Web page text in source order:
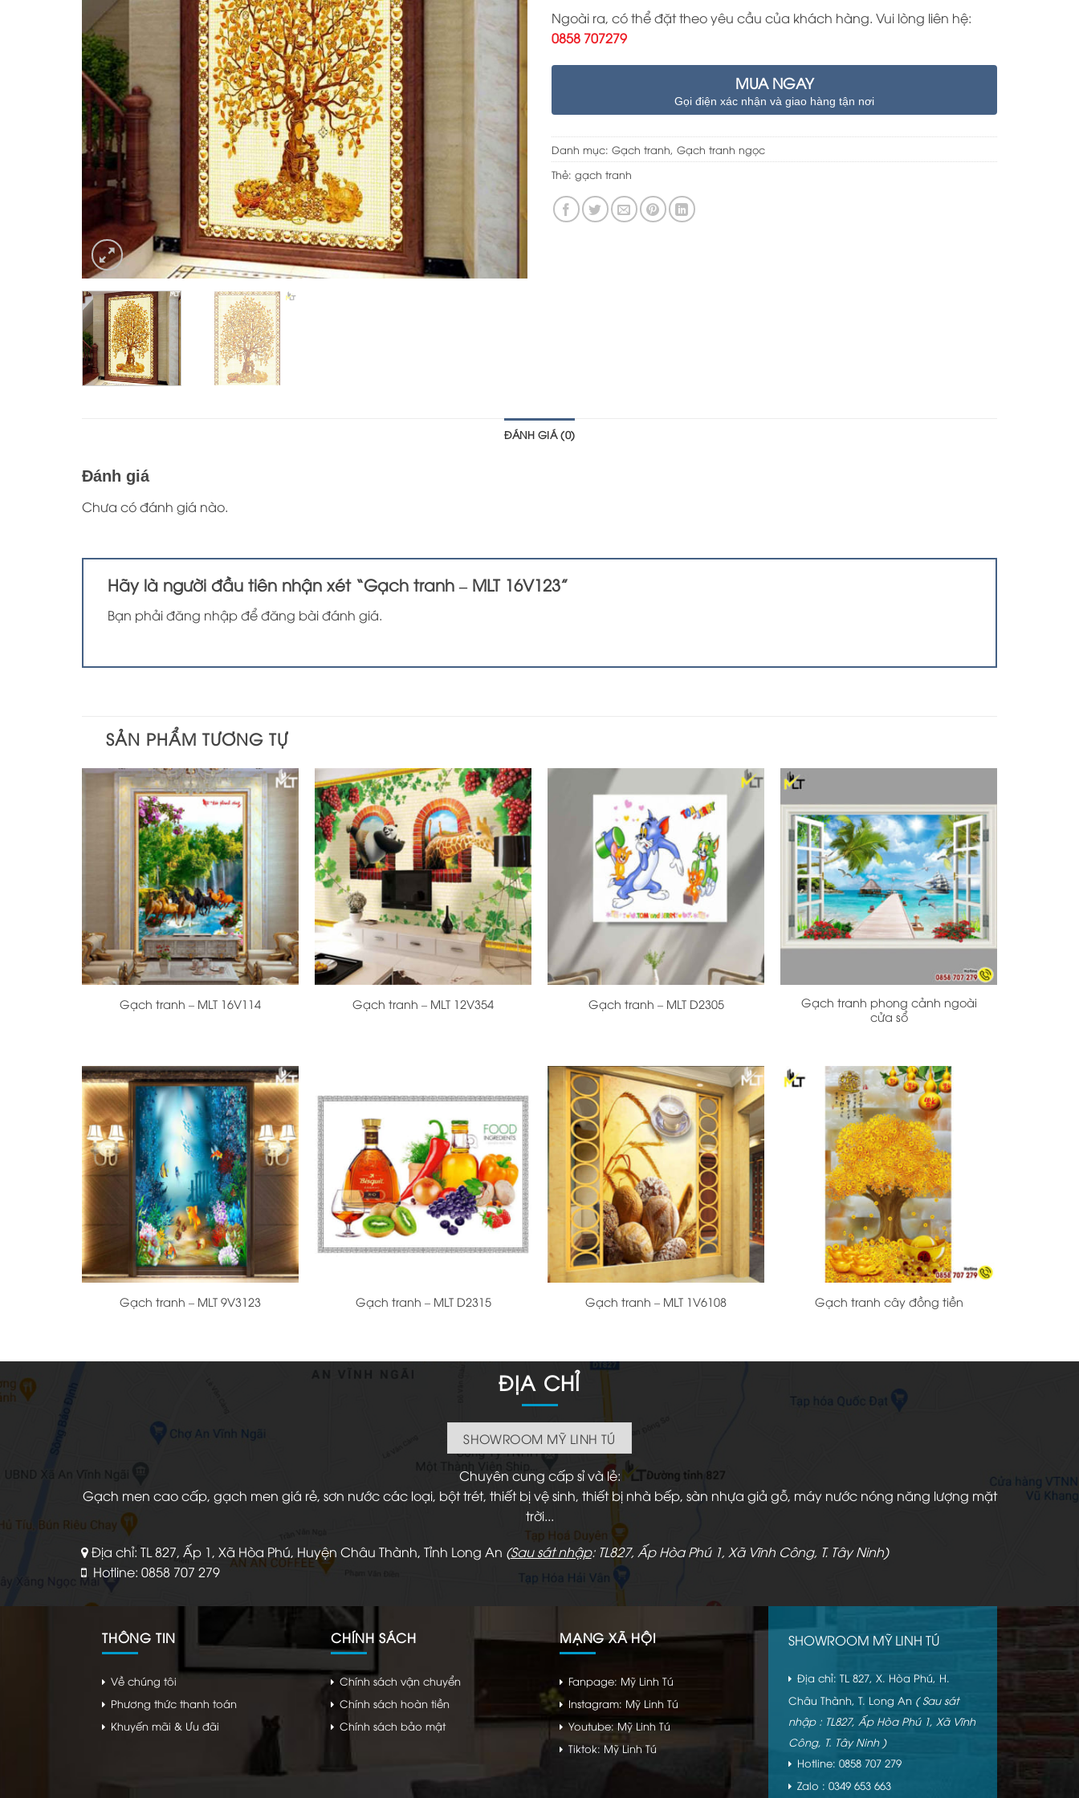
Ngoài ra, có thể đặt theo yêu cầu của khách hàng. Vui lòng liên hệ:
0858 707279
MUA NGAY
Gọi điện xác nhận và giao hàng tận nơi
Danh mục: Gạch tranh Gạch tranh ngọc
Thẻ: gạch tranh
ĐÁNH GIÁ (0)
Đánh giá
Chưa có đánh giá nào.
Hãy là người đầu tiên nhận xét “Gạch tranh – MLT 16V123”
Bạn phảiđăng nhậpđể đăng bài đánh giá.
SẢN PHẨM TƯƠNG TỰ
+
Gạch tranh – MLT 16V114
+
Gạch tranh – MLT 12V354
+
Gạch tranh – MLT D2305
Gạch tranh phong cảnh ngoài
cửa sổ
Gạch tranh – MLT 9V3123 Gạch tranh – MLT D2315
+
Gạch tranh – MLT 1V6108 Gạch tranh cây đồng tiền
ĐỊA CHỈ
SHOWROOM MỸ LINH TÚ
Chuyên cung cấp sỉ và lẻ:
Gạch men cao cấp, gạch men giá rẻ, sơn nước các loại, bột trét, thiết bị vệ sinh, thiết bị nhà bếp, sàn nhựa giả gỗ, máy nước nóng năng lượng mặt
trời...
Địa chỉ: TL 827, Ấp 1, Xã Hòa Phú, Huyện Châu Thành, Tỉnh Long An (Sau sát nhập: TL827, Ấp Hòa Phú 1, Xã Vĩnh Công, T. Tây Ninh)
Hotline: 0858 707 279
THÔNG TIN
Về chúng tôi
Phương thức thanh toán
Khuyến mãi & Ưu đãi
CHÍNH SÁCH
Chính sách vận chuyển
Chính sách hoàn tiền
Chính sách bảo mật
MẠNG XÃ HỘI
Fanpage: Mỹ Linh Tú
Instagram: Mỹ Linh Tú
Youtube: Mỹ Linh Tú
Tiktok: Mỹ Linh Tú
SHOWROOM MỸ LINH TÚ
Địa chỉ: TL 827, X. Hòa Phú, H.
Châu Thành, T. Long An ( Sau sát
nhập : TL827, Ấp Hòa Phú 1, Xã Vĩnh
Công, T. Tây Ninh )
Hotline: 0858 707 279
Zalo : 0349 653 663